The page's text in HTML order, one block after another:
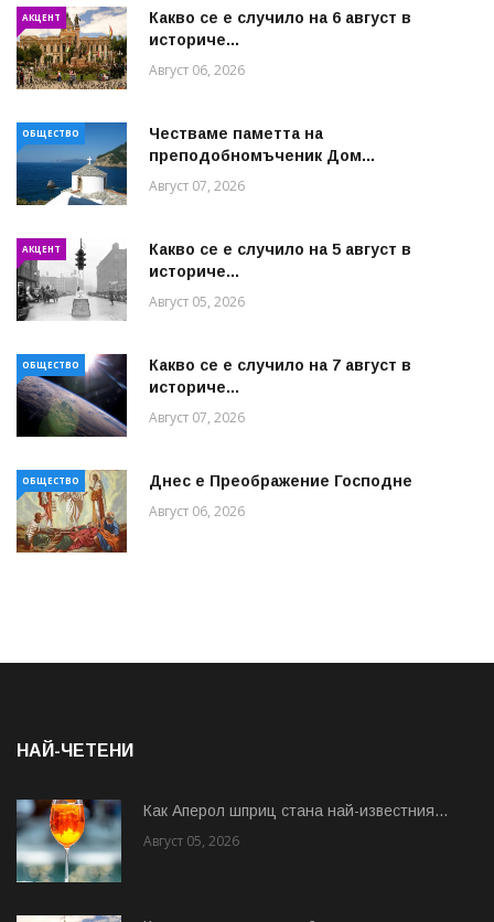
АКЦЕНТ
Какво се е случило на 6 август в
историче...
Август 06, 2026
ОБЩЕСТВО
Честваме паметта на
преподобномъченик Дом...
Август 07, 2026
АКЦЕНТ
Какво се е случило на 5 август в
историче...
Август 05, 2026
ОБЩЕСТВО
Какво се е случило на 7 август в
историче...
Август 07, 2026
ОБЩЕСТВО Днес е Преображение Господне
Август 06, 2026
НАЙ-ЧЕТЕНИ
Как Аперол шприц стана най-известния...
Август 05, 2026